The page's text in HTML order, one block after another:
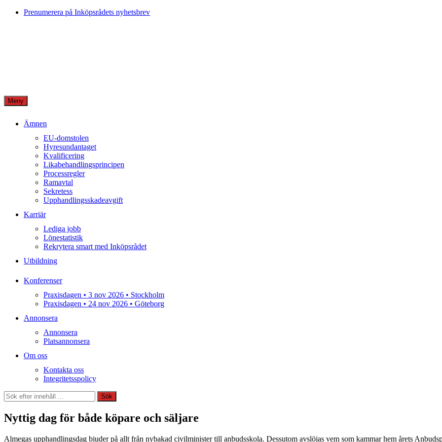
Skip
Prenumerera på Inköpsrådets nyhetsbrev
Meny
Ämnen
EU-domstolen
Hyresundantaget
Kvalificering
Likabehandlingsprincipen
Processregler
Ramavtal
Sekretess
Upphandlingsskadeavgift
Karriär
Lediga jobb
Lönestatistik
Rekrytera smart med Inköpsrådet
Utbildning
Konferenser
Praxisdagen • 3 nov 2026 • Stockholm
Praxisdagen • 24 nov 2026 • Göteborg
Annonsera
Annonsera
Platsannonsera
Om oss
Kontakta oss
Integritetsspolicy
Sök
Sök
Nyttig dag för både köpare och säljare
Almegas upphandlingsdag bjuder på allt från nybakad civilminister till anbudsskola. Dessutom avslöjas vem som kammar hem årets